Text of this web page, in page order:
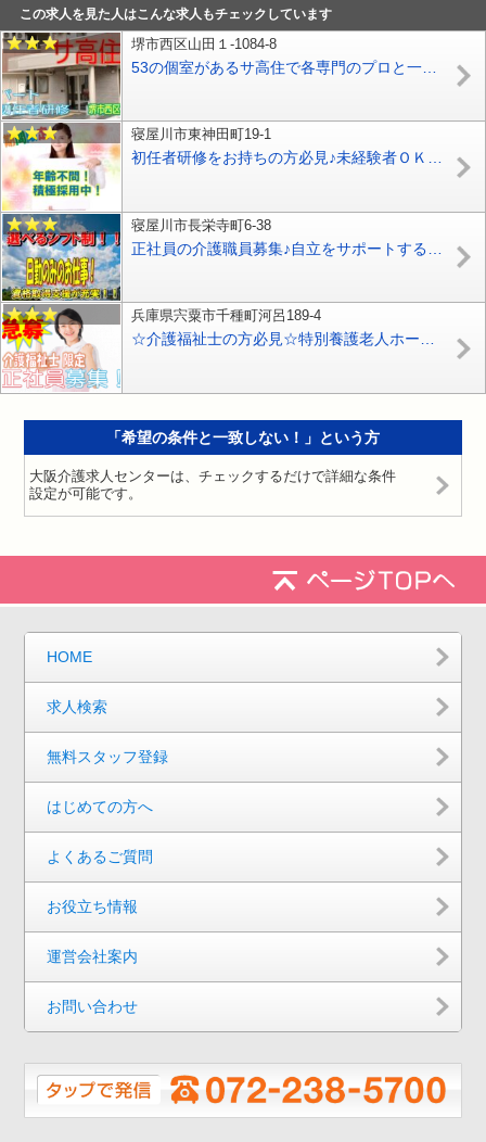
この求人を見た人はこんな求人もチェックしています
堺市西区山田１-1084-8
寝屋川市東神田町19-1
初任者研修をお持ちの方必見♪未経験者ＯＫ♪資格取得支援制度ありグループホームでのお仕事♪少人数だから家庭的な雰囲気で働ける♪ボーナスあり♪【寝屋川市】【正社員】【ID：1135-ney-h2-s-s】
寝屋川市長栄寺町6-38
兵庫県宍粟市千種町河呂189‐4
☆介護福祉士の方必見☆特別養護老人ホームで正社員の介護スタッフ職員募集♪年2回ボーナスあり（年平均3.5ヶ月分）♪お気軽にご応募ください♪【宍粟市】【正社員】【ID：1609-siso-kf-s-s】
「希望の条件と一致しない！」という方
大阪介護求人センターは、チェックするだけで詳細な条件
設定が可能です。
HOME
求人検索
無料スタッフ登録
はじめての方へ
よくあるご質問
お役立ち情報
運営会社案内
お問い合わせ